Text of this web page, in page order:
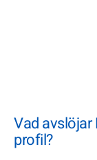
Vad
profil?